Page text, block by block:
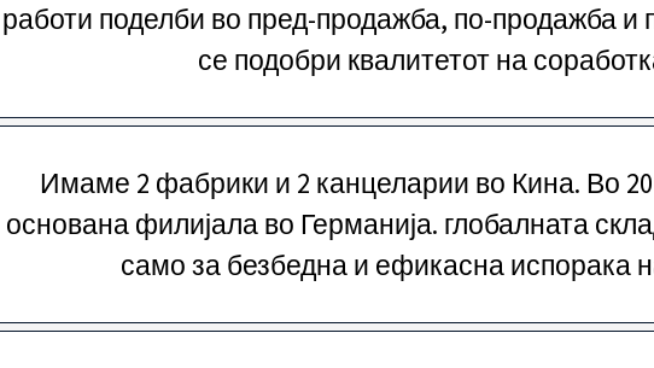
работи поделби во пред-продажба, по-продажба и
се подобри квалитетот на
Имаме 2 фабрики и 2 канцеларии во Кина. Во
основана филијала во Германија. глобалната
само за безбедна и ефикасна испорака